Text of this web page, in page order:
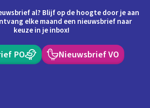
al? Blijf op de hoogte door je aan
elke maand een nieuwsbrief naar
keuze in je inbox!
PO Nieuwsbrief VO